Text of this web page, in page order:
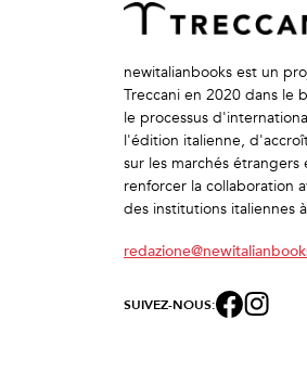
newitalianbooks est un
Treccani en 2020 dans le
le processus
l'édition italienne,
sur les marchés étrangers
renforcer la collaboration
des institutions italiennes
SUIVEZ-NOUS: